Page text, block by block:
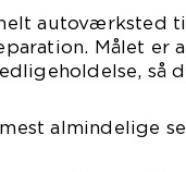
autoværksted
Målet er
så
almindelige